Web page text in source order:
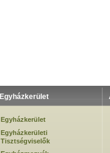
Egyházkerület
Egyházkerület
Egyházkerületi
Tisztségviselők